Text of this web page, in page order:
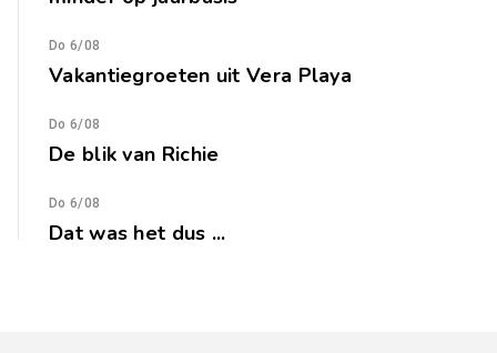
Do 6/08
Vakantiegroeten uit Vera Playa
Do 6/08
De blik van Richie
Do 6/08
Dat was het dus ...